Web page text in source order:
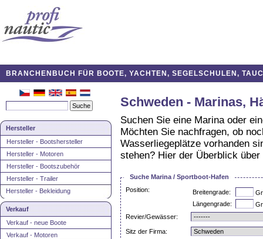
BRANCHENBUCH FÜR BOOTE, YACHTEN, SEGELSCHULEN,
Hersteller
Hersteller - Bootshersteller
Hersteller - Motoren
Hersteller - Bootszubehör
Hersteller - Trailer
Hersteller - Bekleidung
Verkauf
Verkauf - neue Boote
Verkauf - Motoren
Schweden - Marinas,
Suchen Sie eine Marina oder
Möchten Sie nachfragen, ob
Wasserliegeplätze vorhanden
stehen? Hier der Überblick
Suche Marina / Sportboot-Hafen
Position:
Breitengrade:
Längengrade:
Revier/Gewässer:
Sitz der Firma: